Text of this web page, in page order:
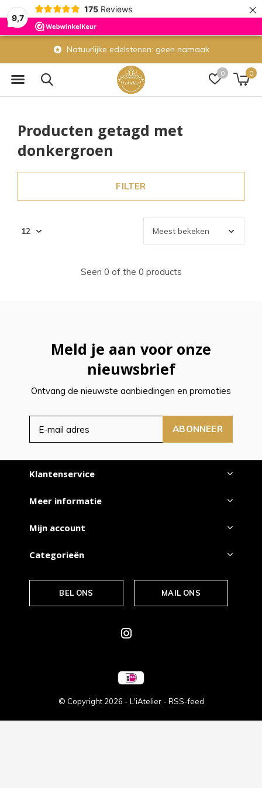
9,7
175 Reviews ×
0 0
Natuurlijke edelstenen: geen namaak
Producten getagd met
donkergroen
FILTER
Seen 0 of the 0 products
Meld je aan voor onze
nieuwsbrief
Ontvang de nieuwste aanbiedingen en promoties
ABONNEER
Klantenservice
Meer informatie
Mijn account
Categorieën
BEL ONS MAIL ONS
© Copyright 2026 - L'iAtelier - RSS-feed